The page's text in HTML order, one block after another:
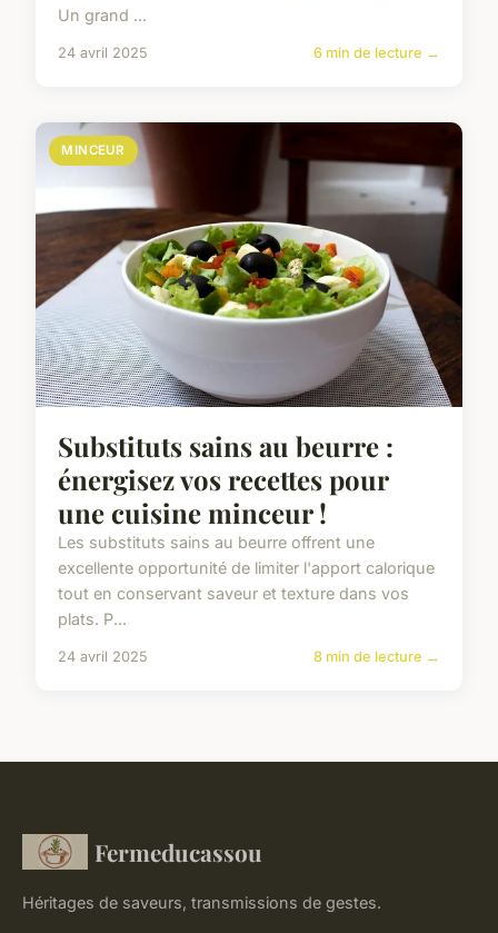
Un grand ...
24 avril 2025 6 min de lecture →
MINCEUR
Substituts sains au beurre :
énergisez vos recettes pour
une cuisine minceur !
Les substituts sains au beurre offrent une
excellente opportunité de limiter l'apport calorique
tout en conservant saveur et texture dans vos
plats. P...
24 avril 2025 8 min de lecture →
Fermeducassou
Héritages de saveurs, transmissions de gestes.